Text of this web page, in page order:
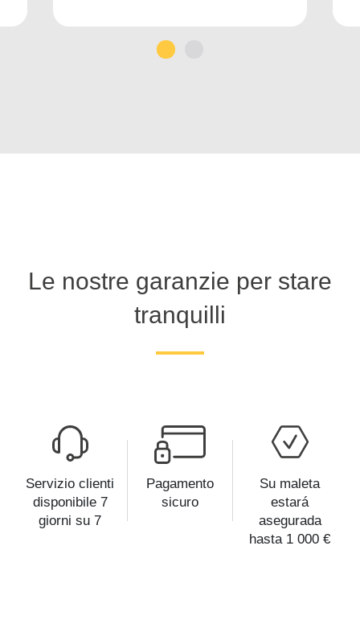
Le nostre garanzie per stare
tranquilli
Servizio clienti
disponibile 7
giorni su 7
Pagamento
sicuro
Su maleta
estará
asegurada
hasta 1 000 €